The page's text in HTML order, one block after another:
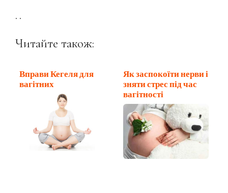
. .
Читайте також:
Вправи Кегеля для
вагітних
Як заспокоїти нерви і
зняти стрес під час
вагітності